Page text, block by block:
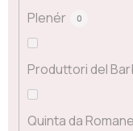
Plenér 0
Produttori del
Quinta da